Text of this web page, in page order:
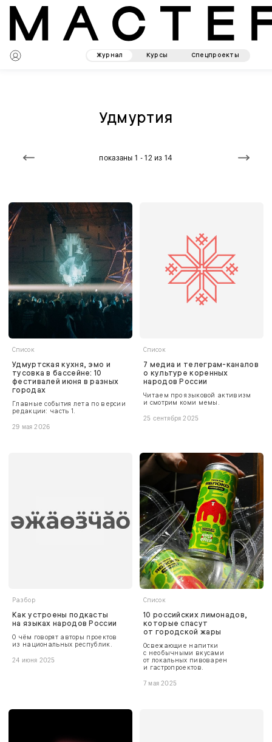
Журнал Курсы Спецпроекты
Удмуртия
показаны 1 - 12 из 14
Список
Удмуртская кухня, эмо и
тусовка в бассейне: 10
фестивалей июня в разных
городах
Главные события лета по версии
редакции: часть 1.
29 мая 2026
Список
7 медиа и телеграм-каналов
о культуре коренных
народов России
Читаем про языковой активизм
и смотрим коми мемы.
25 сентября 2025
Разбор
Как устроены подкасты
на языках народов России
О чём говорят авторы проектов
из национальных республик.
24 июня 2025
Список
10 российских лимонадов,
которые спасут
от городской жары
Освежающие напитки
с необычными вкусами
от локальных пивоварен
и гастропроектов.
7 мая 2025